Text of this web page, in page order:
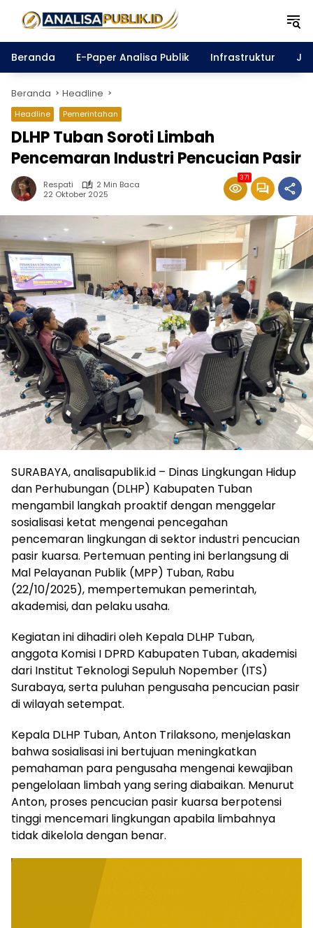
Beranda
E-Paper Analisa Publik Infrastruktur
Beranda Headline
Headline Pemerintahan
DLHP Tuban Soroti Limbah
Pencemaran Industri Pencucian Pasir
Respati
2 Min Baca
22 Oktober 2025
371
SURABAYA, analisapublik.id – Dinas Lingkungan Hidup
dan Perhubungan (DLHP) Kabupaten Tuban
mengambil langkah proaktif dengan menggelar
sosialisasi ketat mengenai pencegahan
pencemaran lingkungan di sektor industri pencucian
pasir kuarsa. Pertemuan penting ini berlangsung di
Mal Pelayanan Publik (MPP) Tuban, Rabu
(22/10/2025), mempertemukan pemerintah,
akademisi, dan pelaku usaha.
Kegiatan ini dihadiri oleh Kepala DLHP Tuban,
anggota Komisi I DPRD Kabupaten Tuban, akademisi
dari Institut Teknologi Sepuluh Nopember (ITS)
Surabaya, serta puluhan pengusaha pencucian pasir
di wilayah setempat.
Kepala DLHP Tuban, Anton Trilaksono, menjelaskan
bahwa sosialisasi ini bertujuan meningkatkan
pemahaman para pengusaha mengenai kewajiban
pengelolaan limbah yang sering diabaikan. Menurut
Anton, proses pencucian pasir kuarsa berpotensi
tinggi mencemari lingkungan apabila limbahnya
tidak dikelola dengan benar.